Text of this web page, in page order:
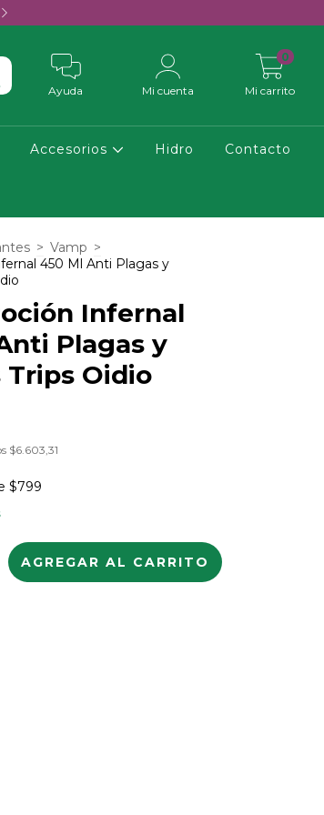
Ayuda Mi cuenta Mi carrito
0
Accesorios Hidro Contacto
> Vamp >
450 Ml Anti Plagas y
Infernal
Plagas y
Trips Oidio
$6.603,31
$799